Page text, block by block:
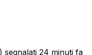
segnalati 24 minuti fa